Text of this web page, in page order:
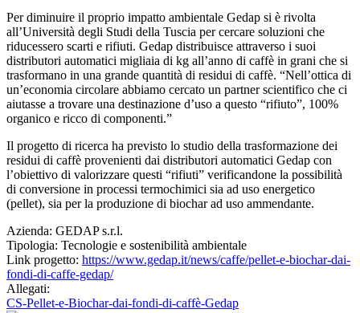
Per diminuire il proprio impatto ambientale Gedap si è rivolta
all’Università degli Studi della Tuscia per cercare soluzioni che
riducessero scarti e rifiuti. Gedap distribuisce attraverso i suoi
distributori automatici migliaia di kg all’anno di caffè in grani che si
trasformano in una grande quantità di residui di caffè. “Nell’ottica di
un’economia circolare abbiamo cercato un partner scientifico che ci
aiutasse a trovare una destinazione d’uso a questo “rifiuto”, 100%
organico e ricco di componenti.”
Il progetto di ricerca ha previsto lo studio della trasformazione dei
residui di caffè provenienti dai distributori automatici Gedap con
l’obiettivo di valorizzare questi “rifiuti” verificandone la possibilità
di conversione in processi termochimici sia ad uso energetico
(pellet), sia per la produzione di biochar ad uso ammendante.
Azienda: GEDAP s.r.l.
Tipologia: Tecnologie e sostenibilità ambientale
Link progetto: https://www.gedap.it/news/caffe/pellet-e-biochar-dai-
fondi-di-caffe-gedap/
Allegati:
CS-Pellet-e-Biochar-dai-fondi-di-caffè-Gedap